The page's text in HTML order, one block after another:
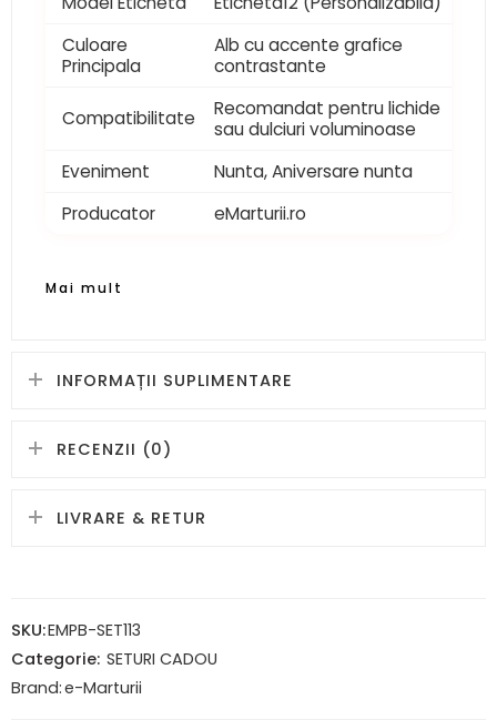
Culoare
Principala
Alb cu accente grafice
contrastante
Compatibilitate
Recomandat pentru lichide
sau dulciuri voluminoase
Eveniment
Nunta, Aniversare nunta
Producator
eMarturii.ro
Mai mult
INFORMAȚII SUPLIMENTARE
RECENZII (0)
LIVRARE & RETUR
SKU:EMPB-SET113
Categorie: SETURI CADOU
Brand:e-Marturii